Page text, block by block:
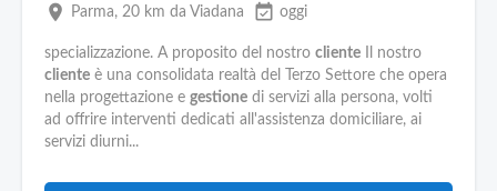
place Parma, 20 km da Viadana event_available oggi
specializzazione. A proposito del nostro cliente Il nostro
cliente è una consolidata realtà del Terzo Settore che opera
nella progettazione e gestione di servizi alla persona, volti
ad offrire interventi dedicati all'assistenza domiciliare, ai
servizi diurni...